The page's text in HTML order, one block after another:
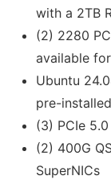
with a 2TB
(2) 2280
available
Ubuntu
pre-installed
(3) PCIe
(2) 400G
SuperNICs